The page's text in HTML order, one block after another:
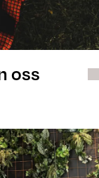
oss